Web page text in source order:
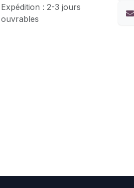
Expédition : 2-3 jours
ouvrables